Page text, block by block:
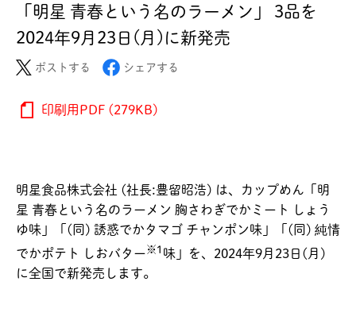
「明星 青春という名のラーメン」 3品を
2024年9月23日(月)に新発売
ポストする シェアする
印刷用PDF (279KB)
明星食品株式会社 (社長:豊留昭浩) は、カップめん「明
星 青春という名のラーメン 胸さわぎでかミート しょう
ゆ味」「(同) 誘惑でかタマゴ チャンポン味」「(同) 純情
でかポテト しおバター ※1 味」を、2024年9月23日(月)
に全国で新発売します。